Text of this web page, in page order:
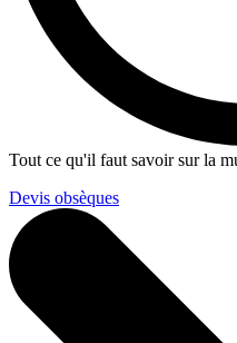
Tout ce qu'il faut savoir sur la
Devis obsèques